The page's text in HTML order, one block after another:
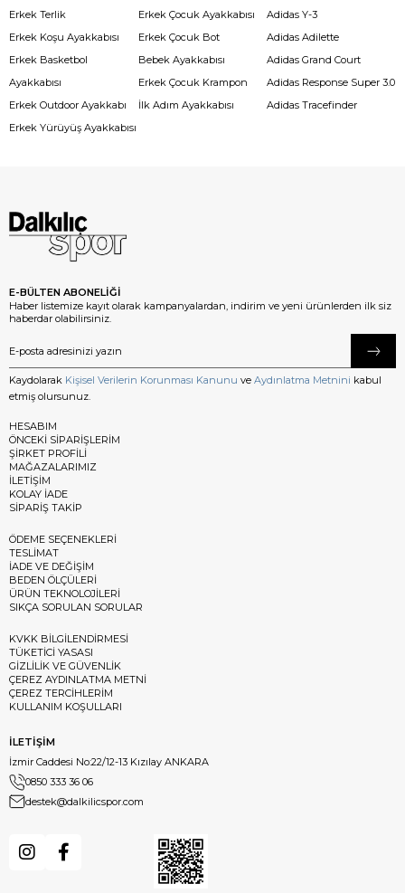
Erkek Terlik
Erkek Koşu Ayakkabısı
Erkek Basketbol
Ayakkabısı
Erkek Outdoor Ayakkabı
Erkek Yürüyüş Ayakkabısı
Erkek Çocuk Ayakkabısı
Erkek Çocuk Bot
Bebek Ayakkabısı
Erkek Çocuk Krampon
İlk Adım Ayakkabısı
Adidas Y-3
Adidas Adilette
Adidas Grand Court
Adidas Response Super 3.0
Adidas Tracefinder
E-BÜLTEN ABONELİĞİ
Haber listemize kayıt olarak kampanyalardan, indirim ve yeni ürünlerden ilk siz
haberdar olabilirsiniz.
Kaydolarak Kişisel Verilerin Korunması Kanunu ve Aydınlatma Metnini kabul
etmiş olursunuz.
HESABIM
ÖNCEKİ SİPARİŞLERİM
ŞİRKET PROFİLİ
MAĞAZALARIMIZ
İLETİŞİM
KOLAY İADE
SİPARİŞ TAKİP
ÖDEME SEÇENEKLERİ
TESLİMAT
İADE VE DEĞİŞİM
BEDEN ÖLÇÜLERİ
ÜRÜN TEKNOLOJİLERİ
SIKÇA SORULAN SORULAR
KVKK BİLGİLENDİRMESİ
TÜKETİCİ YASASI
GİZLİLİK VE GÜVENLİK
ÇEREZ AYDINLATMA METNİ
ÇEREZ TERCİHLERİM
KULLANIM KOŞULLARI
İLETİŞİM
İzmir Caddesi No:22/12-13 Kızılay ANKARA
0850 333 36 06
destek@dalkilicspor.com